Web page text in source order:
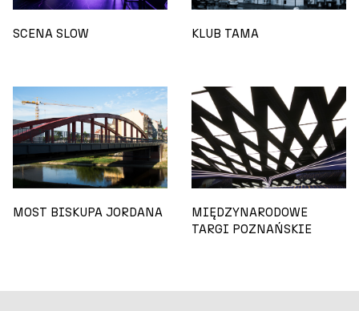
SCENA SLOW KLUB TAMA
MOST BISKUPA JORDANA
MIĘDZYNARODOWE
TARGI POZNAŃSKIE